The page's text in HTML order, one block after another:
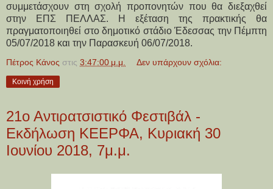
συμμετάσχουν στη σχολή προπονητών που θα διεξαχθεί
στην ΕΠΣ ΠΕΛΛΑΣ. Η εξέταση της πρακτικής θα
πραγματοποιηθεί στο δημοτικό στάδιο Έδεσσας την Πέμπτη
05/07/2018 και την Παρασκευή 06/07/2018.
Πέτρος Κάνος στις 3:47:00 μ.μ. Δεν υπάρχουν σχόλια:
Κοινή χρήση
21ο Αντιρατσιστικό Φεστιβάλ -
Εκδήλωση ΚΕΕΡΦΑ, Κυριακή 30
Ιουνίου 2018, 7μ.μ.